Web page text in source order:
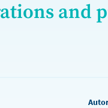
and